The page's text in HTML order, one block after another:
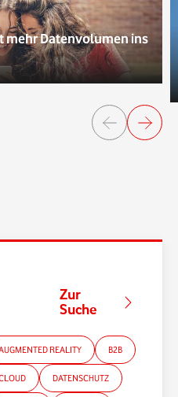
mehr Datenvolumen ins
Zur
Suche
REALITY B2B
DATENSCHUTZ